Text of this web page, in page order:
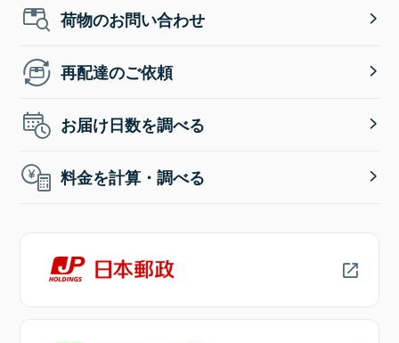
荷物のお問い合わせ
再配達のご依頼
お届け日数を調べる
料金を計算・調べる